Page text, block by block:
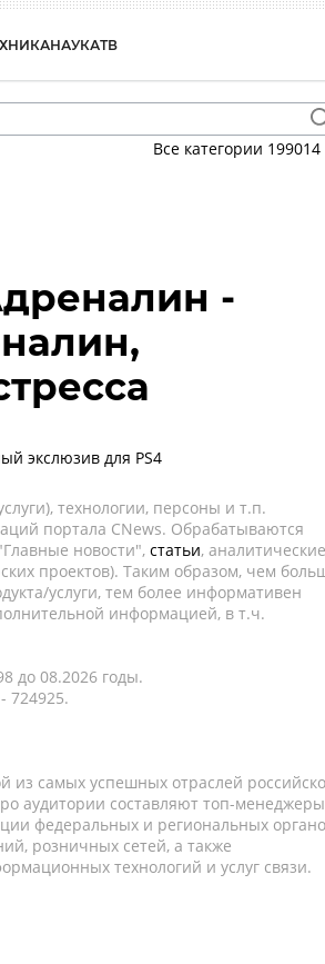
НАУКАТВ
Все категории 199014
-
экслюзив для PS4
технологии, персоны и т.п.
портала CNews. Обрабатываются
новости", статьи, аналитические
проектов). Таким образом, чем
услуги, тем более информативен
информацией, в т.ч.
до 08.2026 годы.
724925.
из самых успешных отраслей
аудитории составляют топ-
федеральных и региональных
розничных сетей, а также
технологий и услуг связи.